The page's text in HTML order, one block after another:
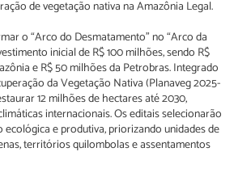
de vegetação nativa na Amazônia Legal.
o “Arco do Desmatamento” no “Arco da
inicial de R$ 100 milhões, sendo R$
e R$ 50 milhões da Petrobras. Integrado
da Vegetação Nativa (Planaveg 2025-
12 milhões de hectares até 2030,
internacionais. Os editais selecionarão
e produtiva, priorizando unidades de
territórios quilombolas e assentamentos